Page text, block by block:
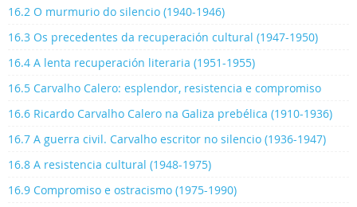
16.2 O murmurio do silencio (1940-1946)
16.3 Os precedentes da recuperación cultural (1947-1950)
16.4 A lenta recuperación literaria (1951-1955)
16.5 Carvalho Calero: esplendor, resistencia e compromiso
16.6 Ricardo Carvalho Calero na Galiza prebélica (1910-1936)
16.7 A guerra civil. Carvalho escritor no silencio (1936-1947)
16.8 A resistencia cultural (1948-1975)
16.9 Compromiso e ostracismo (1975-1990)